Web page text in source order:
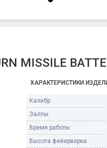
MISSILE
ХАРАКТЕРИСТИКИ
Калибр:
Залпы:
Время работы:
Высота фейерверка: